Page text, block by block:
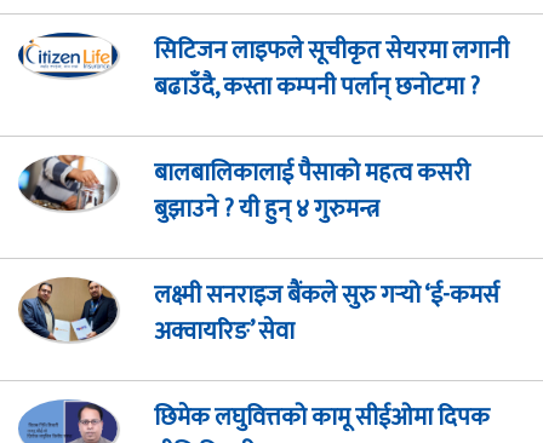
सिटिजन लाइफले सूचीकृत सेयरमा लगानी
बढाउँदै, कस्ता कम्पनी पर्लान् छनोटमा ?
बालबालिकालाई पैसाको महत्व कसरी
बुझाउने ? यी हुन् ४ गुरुमन्त्र
लक्ष्मी सनराइज बैंकले सुरु गर्‍यो ‘ई-कमर्स
अक्वायरिङ’ सेवा
छिमेक लघुवित्तको कामू सीईओमा दिपक